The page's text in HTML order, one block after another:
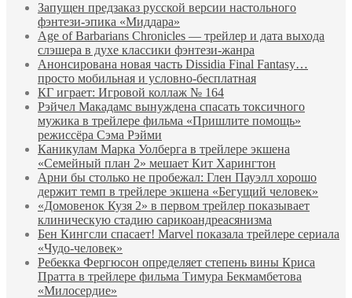
Запущен предзаказ русской версии настольного
фэнтези-эпика «Миддара»
Age of Barbarians Chronicles — трейлер и дата выхода
слэшера в духе классики фэнтези-жанра
Анонсирована новая часть Dissidia Final Fantasy…
просто мобильная и условно-бесплатная
КГ играет: Игровой коллаж № 164
Рэйчел Макадамс вынуждена спасать токсичного
мужика в трейлере фильма «Пришлите помощь»
режиссёра Сэма Рэйми
Каникулам Марка Уолберга в трейлере экшена
«Семейный план 2» мешает Кит Харингтон
Арни бы столько не пробежал: Глен Пауэлл хорошо
держит темп в трейлере экшена «Бегущий человек»
«Домовенок Кузя 2» в первом трейлер показывает
клиническую стадию сарикоандреасянизма
Бен Кингсли спасает! Marvel показала трейлере сериала
«Чудо-человек»
Ребекка Фергюсон определяет степень вины Криса
Пратта в трейлере фильма Тимура Бекмамбетова
«Милосердие»